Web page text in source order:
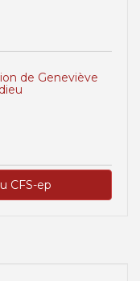
de Geneviève
CFS-ep